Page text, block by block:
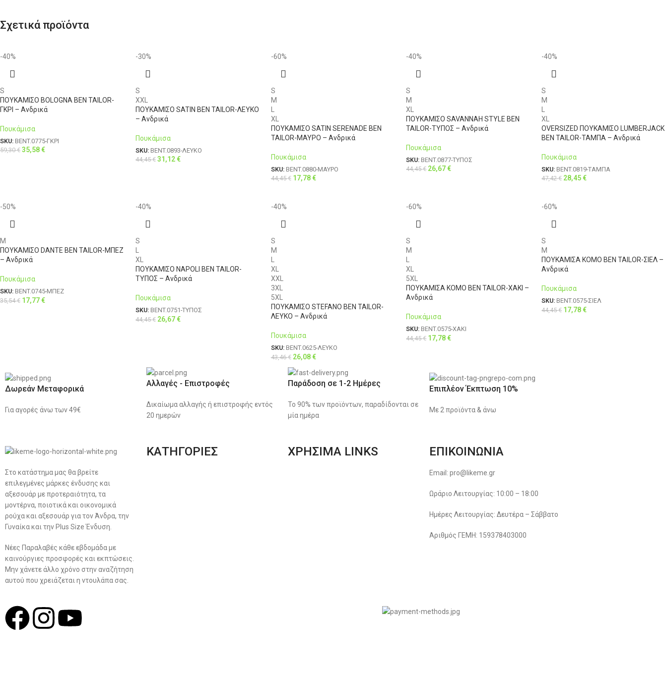
Σχετικά προϊόντα
-40%
S
ΠΟΥΚΑΜΙΣΟ BOLOGNA BEN TAILOR-
ΓΚΡΙ – Ανδρικά
Πουκάμισα
SKU: BENT.0775-ΓΚΡΙ
59,30€ 35,58€
-30%
S
XXL
ΠΟΥΚΑΜΙΣΟ SATIN BEN TAILOR-ΛΕΥΚΟ
– Ανδρικά
Πουκάμισα
SKU: BENT.0893-ΛΕΥΚΟ
44,45€ 31,12€
-60%
S
M
XL
ΠΟΥΚΑΜΙΣΟ SATIN SERENADE BEN
TAILOR-ΜΑΥΡΟ – Ανδρικά
Πουκάμισα
SKU: BENT.0880-ΜΑΥΡΟ
44,45€ 17,78€
-40%
S
M
XL
ΠΟΥΚΑΜΙΣΟ SAVANNAH STYLE BEN
TAILOR-ΤΥΠΟΣ – Ανδρικά
Πουκάμισα
SKU: BENT.0877-ΤΥΠΟΣ
44,45€ 26,67€
-40%
S
M
XL
OVERSIZED ΠΟΥΚΑΜΙΣΟ LUMBERJACK
BEN TAILOR-ΤΑΜΠΑ – Ανδρικά
Πουκάμισα
SKU: BENT.0819-ΤΑΜΠΑ
47,42€ 28,45€
-50%
M
ΠΟΥΚΑΜΙΣΟ DANTE BEN TAILOR-ΜΠΕΖ
– Ανδρικά
Πουκάμισα
SKU: BENT.0745-ΜΠΕΖ
35,54€ 17,77€
-40%
S
L
XL
ΠΟΥΚΑΜΙΣΟ NAPOLI BEN TAILOR-
ΤΥΠΟΣ – Ανδρικά
Πουκάμισα
SKU: BENT.0751-ΤΥΠΟΣ
44,45€ 26,67€
-40%
S
M
L
XL
XXL
3XL
5XL
ΠΟΥΚΑΜΙΣΟ STEFANO BEN TAILOR-
ΛΕΥΚΟ – Ανδρικά
Πουκάμισα
SKU: BENT.0625-ΛΕΥΚΟ
43,46€ 26,08€
-60%
S
M
L
XL
5XL
ΠΟΥΚΑΜΙΣΑ KOMO BEN TAILOR-ΧΑΚΙ –
Ανδρικά
Πουκάμισα
SKU: BENT.0575-ΧΑΚΙ
44,45€ 17,78€
-60%
S
M
ΠΟΥΚΑΜΙΣΑ KOMO BEN TAILOR-ΣΙΕΛ –
Ανδρικά
Πουκάμισα
SKU: BENT.0575-ΣΙΕΛ
44,45€ 17,78€
Δωρεάν Μεταφορικά
Για αγορές άνω των 49€
Αλλαγές - Επιστροφές
Δικαίωμα αλλαγής ή επιστροφής εντός
20 ημερών
Παράδοση σε 1-2 Ημέρες
Το 90% των προϊόντων, παραδίδονται σε
μία ημέρα
Επιπλέον Έκπτωση 10%
Με 2 προϊόντα & άνω
Στο κατάστημα μας θα βρείτε
επιλεγμένες μάρκες ένδυσης και
αξεσουάρ με προτεραιότητα, τα
μοντέρνα, ποιοτικά και οικονομικά
ρούχα και αξεσουάρ για τον Άνδρα, την
Γυναίκα και την Plus Size Ένδυση.
Νέες Παραλαβές κάθε εβδομάδα με
καινούργιες προσφορές και εκπτώσεις.
Μην χάνετε άλλο χρόνο στην αναζήτηση
αυτού που χρειάζεται η ντουλάπα σας.
ΚΑΤΗΓΟΡΙΕΣ ΧΡΗΣΙΜΑ LINKS ΕΠΙΚΟΙΝΩΝΙΑ
Email: pro@likeme.gr
Ωράριο Λειτουργίας: 10:00 – 18:00
Ημέρες Λειτουργίας: Δευτέρα – Σάββατο
Αριθμός ΓΕΜΗ: 159378403000